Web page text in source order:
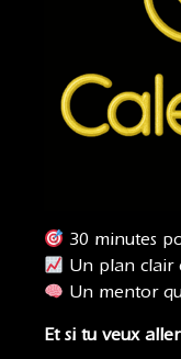
30 minutes
Un plan clair
Un mentor
Et si tu veux